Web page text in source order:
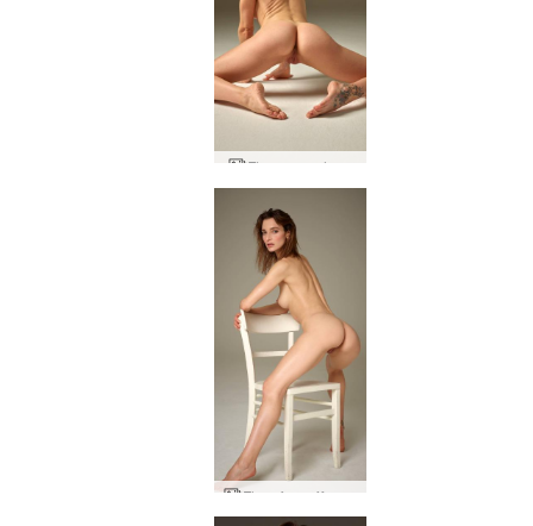
Flora sexual ser
Flora feroz fêmea